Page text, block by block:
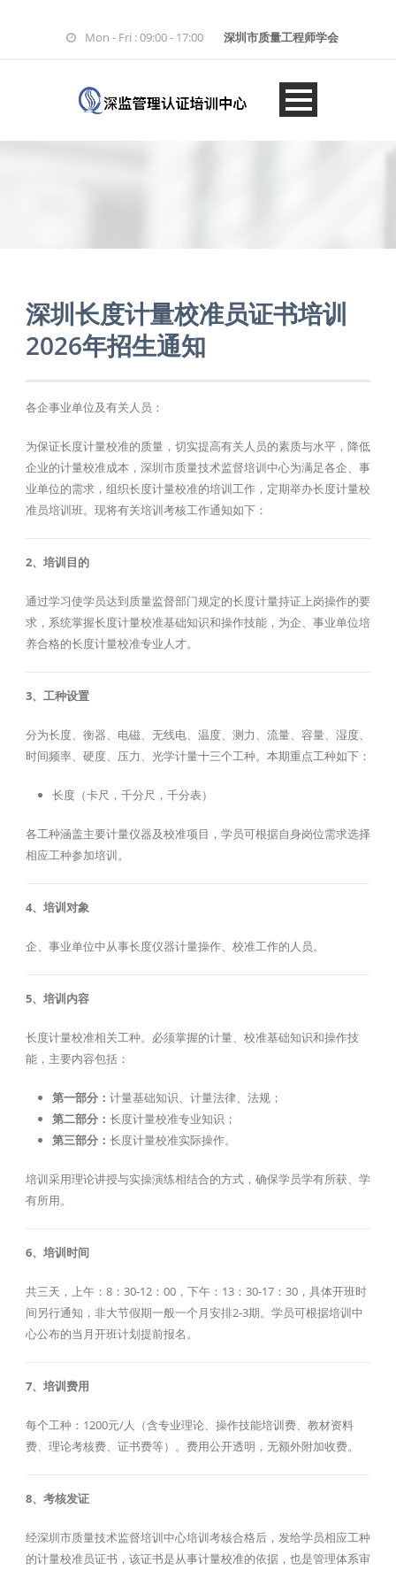
Mon - Fri : 09:00 - 17:00 深圳市质量工程师学会
深圳长度计量校准员证书培训
2026年招生通知
各企事业单位及有关人员：
为保证长度计量校准的质量，切实提高有关人员的素质与水平，降低
企业的计量校准成本，深圳市质量技术监督培训中心为满足各企、事
业单位的需求，组织长度计量校准的培训工作，定期举办长度计量校
准员培训班。现将有关培训考核工作通知如下：
2、培训目的
通过学习使学员达到质量监督部门规定的长度计量持证上岗操作的要
求，系统掌握长度计量校准基础知识和操作技能，为企、事业单位培
养合格的长度计量校准专业人才。
3、工种设置
分为长度、衡器、电磁、无线电、温度、测力、流量、容量、湿度、
时间频率、硬度、压力、光学计量十三个工种。本期重点工种如下：
长度（卡尺，千分尺，千分表）
各工种涵盖主要计量仪器及校准项目，学员可根据自身岗位需求选择
相应工种参加培训。
4、培训对象
企、事业单位中从事长度仪器计量操作、校准工作的人员。
5、培训内容
长度计量校准相关工种。必须掌握的计量、校准基础知识和操作技
能，主要内容包括：
第一部分： 计量基础知识、计量法律、法规；
第二部分： 长度计量校准专业知识；
第三部分： 长度计量校准实际操作。
培训采用理论讲授与实操演练相结合的方式，确保学员学有所获、学
有所用。
6、培训时间
共三天，上午：8：30-12：00，下午：13：30-17：30，具体开班时
间另行通知，非大节假期一般一个月安排2-3期。学员可根据培训中
心公布的当月开班计划提前报名。
7、培训费用
每个工种：1200元/人（含专业理论、操作技能培训费、教材资料
费、理论考核费、证书费等）。费用公开透明，无额外附加收费。
8、考核发证
经深圳市质量技术监督培训中心培训考核合格后，发给学员相应工种
的计量校准员证书，该证书是从事计量校准的依据，也是管理体系审